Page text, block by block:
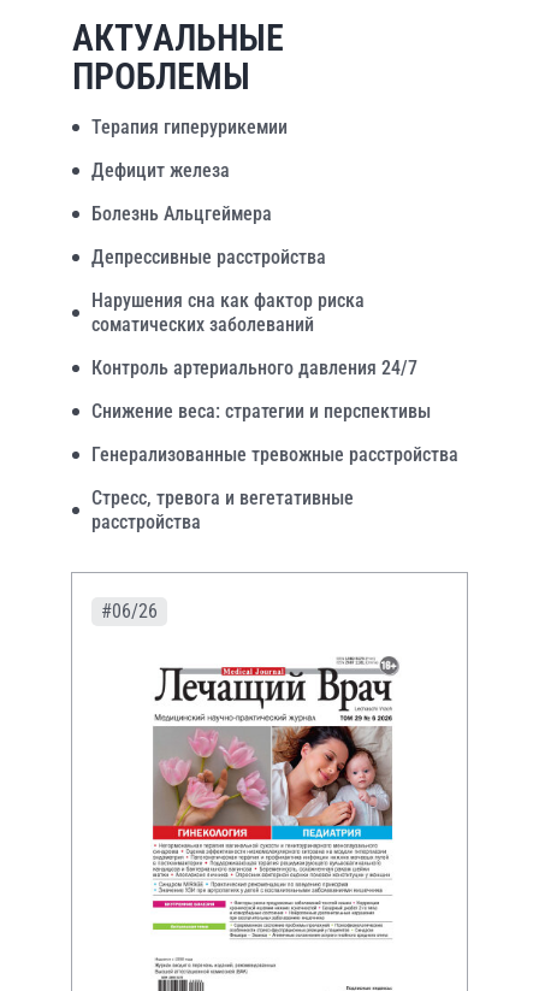
АКТУАЛЬНЫЕ
ПРОБЛЕМЫ
Терапия гиперурикемии
Дефицит железа
Болезнь Альцгеймера
Депрессивные расстройства
Нарушения сна как фактор риска
соматических заболеваний
Контроль артериального давления 24/7
Снижение веса: стратегии и перспективы
Генерализованные тревожные расстройства
Стресс, тревога и вегетативные
расстройства
#06/26